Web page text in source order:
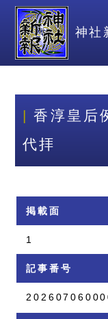
神社
香淳皇后
代拝
掲載面
1
記事番号